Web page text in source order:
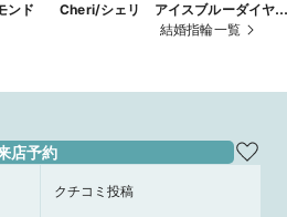
ンド
Cheri/シェリ アイスブルーダイヤ
結婚指輪一覧
店予約
クチコミ投稿